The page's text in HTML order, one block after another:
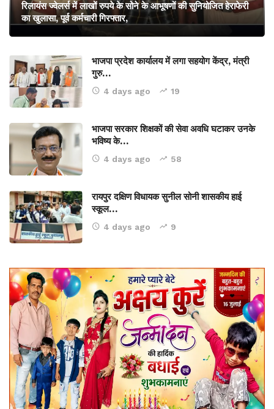
रिलायंस ज्वेलर्स में लाखों रुपये के सोने के आभूषणों की सुनियोजित हेराफेरी
का खुलासा, पूर्व कर्मचारी गिरफ्तार,
भाजपा प्रदेश कार्यालय में लगा सहयोग केंद्र, मंत्री
गुरु…
4 days ago 19
भाजपा सरकार शिक्षकों की सेवा अवधि घटाकर उनके
भविष्य के…
4 days ago 58
रायपुर दक्षिण विधायक सुनील सोनी शासकीय हाई
स्कूल…
4 days ago 9